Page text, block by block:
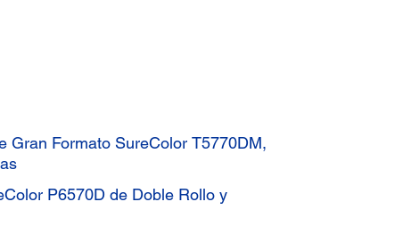
Gran Formato SureColor T5770DM,
P6570D de Doble Rollo y